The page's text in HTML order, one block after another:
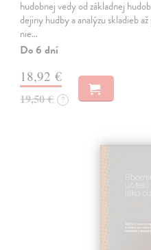
hudobnej vedy od základnej
dejiny hudby a analýzu skladieb
nie…
Do 6 dní
18,92 €
19,50 € ?